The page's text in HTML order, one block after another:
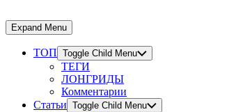
Expand Menu
ТОП Toggle Child Menu
ТЕГИ
ЛОНГРИДЫ
Комментарии
Статьи Toggle Child Menu